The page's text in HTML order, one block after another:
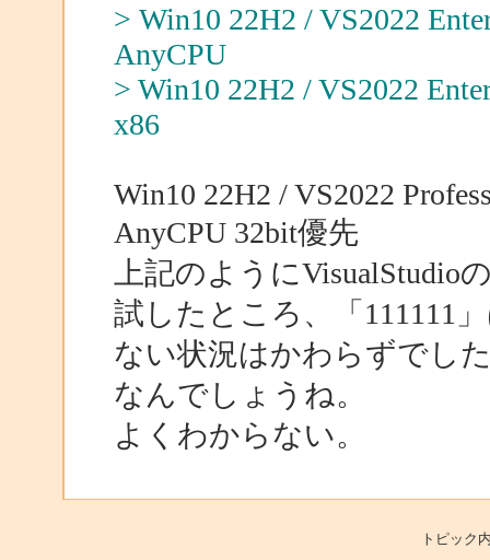
> Win10 22H2 / VS2022
AnyCPU
> Win10 22H2 / VS2022
x86
Win10 22H2 / VS2022
AnyCPU 32bit優先
上記のようにVisualStudio
試したところ、「111111
ない状況はかわらずでし
なんでしょうね。
よくわからない。
トピッ